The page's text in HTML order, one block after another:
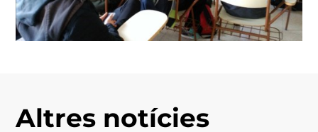
Altres notícies